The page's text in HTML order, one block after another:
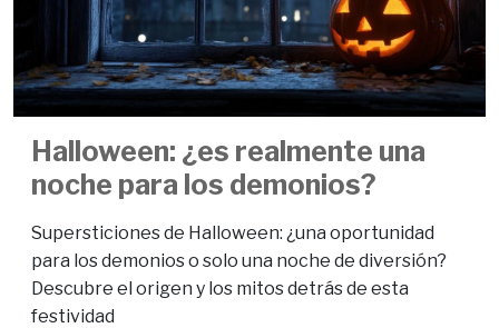
Halloween: ¿es realmente una
noche para los demonios?
Supersticiones de Halloween: ¿una oportunidad
para los demonios o solo una noche de diversión?
Descubre el origen y los mitos detrás de esta
festividad